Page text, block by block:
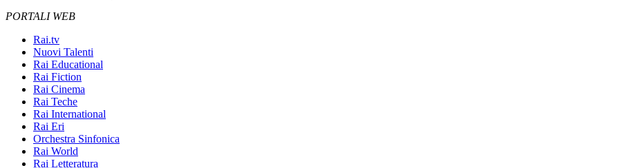
PORTALI WEB
Rai.tv
Nuovi Talenti
Rai Educational
Rai Fiction
Rai Cinema
Rai Teche
Rai International
Rai Eri
Orchestra Sinfonica
Rai World
Rai Letteratura